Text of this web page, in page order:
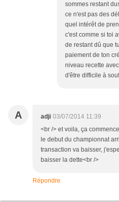
sommes restant
ce n'est pas des
quel intérêt de
c'est comme si toi
de restant dû que
paiement de ton
niveau recette
d'être difficile à
A adji 03/07/2014 11:39
<br /> et voila, ça
le debut du championnat
transaction va baisser,
baisser la dette<br />
Répondre